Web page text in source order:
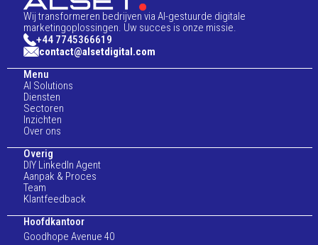
Wij transformeren bedrijven via AI-gestuurde digitale
marketingoplossingen. Uw succes is onze missie.
+44 7745366619
contact@alsetdigital.com
Menu
AI Solutions
Diensten
Sectoren
Inzichten
Over ons
Overig
DIY LinkedIn Agent
Aanpak & Proces
Team
Klantfeedback
Hoofdkantoor
Goodhope Avenue 40